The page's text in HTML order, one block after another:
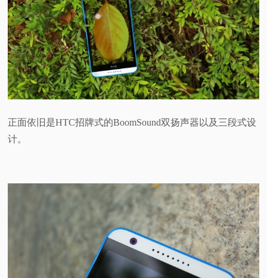
正面依旧是HTC招牌式的BoomSound双扬声器以及三段式设
计。